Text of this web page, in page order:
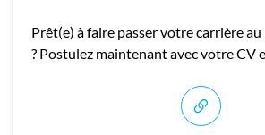
Prêt(e) à faire passer votre carrière
? Postulez maintenant avec votre CV